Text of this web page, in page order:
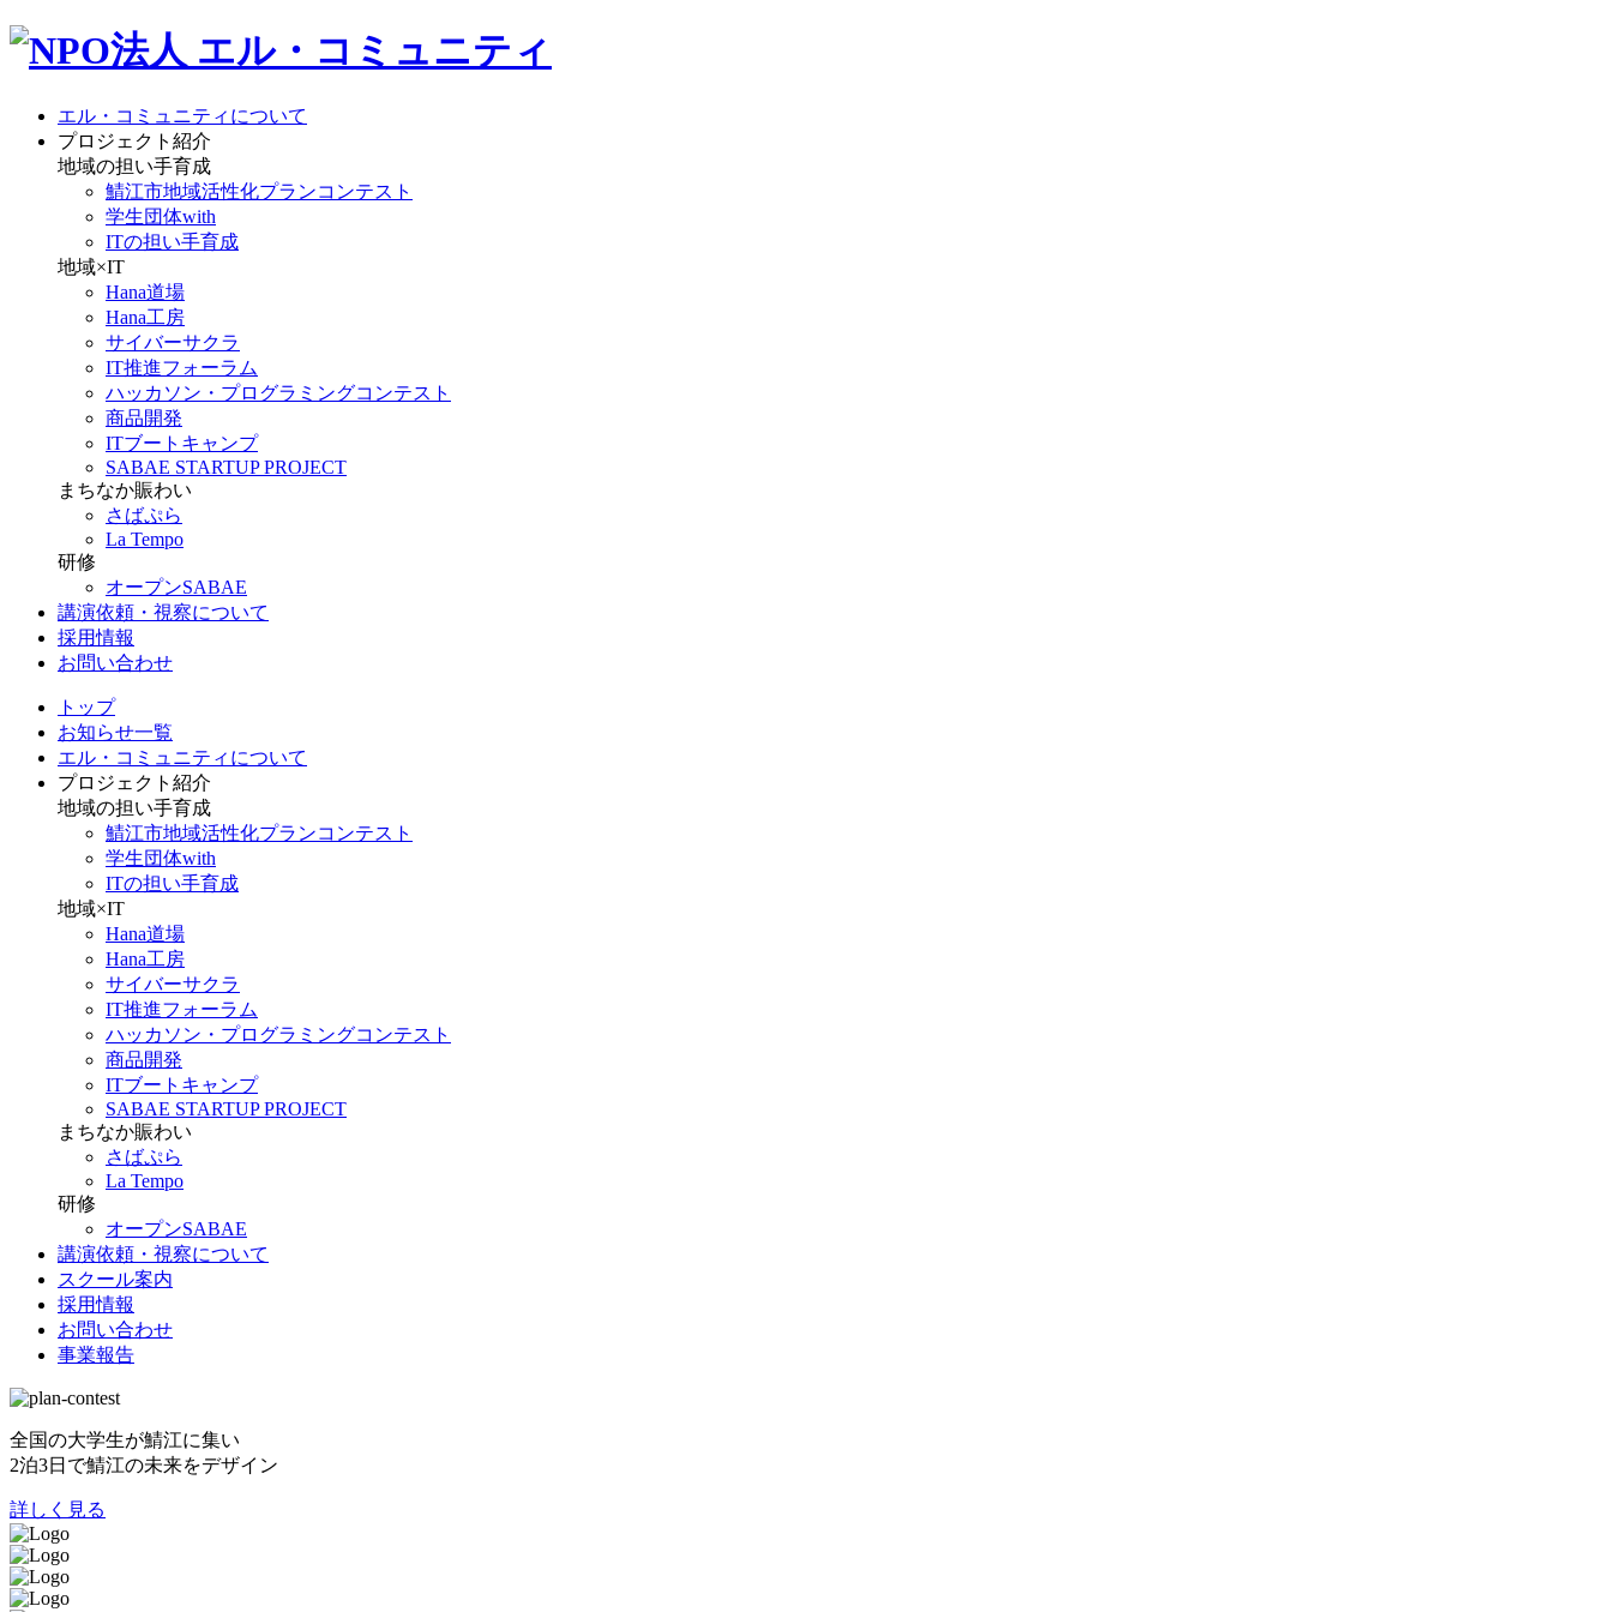
エル・コミュニティについて
プロジェクト紹介
地域の担い手育成
鯖江市地域活性化プランコンテスト
学生団体with
ITの担い手育成
地域×IT
Hana道場
Hana工房
サイバーサクラ
IT推進フォーラム
ハッカソン・プログラミングコンテスト
商品開発
ITブートキャンプ
SABAE STARTUP PROJECT
まちなか賑わい
さばぷら
La Tempo
研修
オープンSABAE
講演依頼・視察について
採用情報
お問い合わせ
トップ
お知らせ一覧
エル・コミュニティについて
プロジェクト紹介
地域の担い手育成
鯖江市地域活性化プランコンテスト
学生団体with
ITの担い手育成
地域×IT
Hana道場
Hana工房
サイバーサクラ
IT推進フォーラム
ハッカソン・プログラミングコンテスト
商品開発
ITブートキャンプ
SABAE STARTUP PROJECT
まちなか賑わい
さばぷら
La Tempo
研修
オープンSABAE
講演依頼・視察について
スクール案内
採用情報
お問い合わせ
事業報告
全国の大学生が鯖江に集い
2泊3日で鯖江の未来をデザイン
詳しく見る